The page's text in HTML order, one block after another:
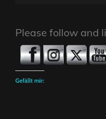
Please follow and
Gefällt mir: